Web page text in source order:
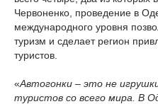
Червоненко, проведение в
международного уровня
туризм и сделает регион
туристов.
«Автогонки – это не
туристов со всего мира. В